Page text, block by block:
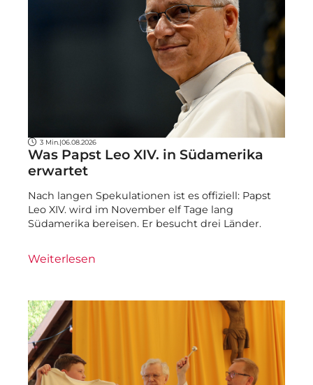
3 Min. |06.08.2026
Was Papst Leo XIV. in Südamerika
erwartet
Nach langen Spekulationen ist es offiziell: Papst
Leo XIV. wird im November elf Tage lang
Südamerika bereisen. Er besucht drei Länder.
Weiterlesen